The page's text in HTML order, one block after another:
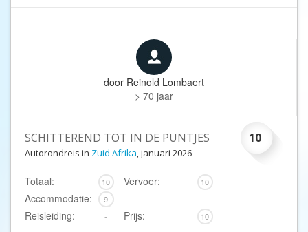
door Reinold Lombaert
> 70 jaar
10
SCHITTEREND TOT IN DE PUNTJES
Autorondreis in Zuid Afrika, januari 2026
Totaal: 10 Vervoer: 10
Accommodatie: 9
Reisleiding: - Prijs: 10